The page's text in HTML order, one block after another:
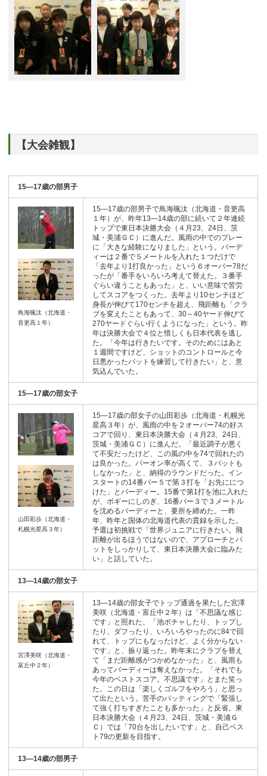
【大会雑観】
15―17歳の部男子
鳥海颯汰（北海道・
音更高１年）
15―17歳の部男子で鳥海颯汰（北海道・音更高
１年）が、昨年13―14歳の部に続いて２年連続
トップで東日本決勝大会（４月23、24日、茨
城・美浦ＧＣ）に進んだ。風雨の中でのプレー
に「大きな経験になりました」という。バーデ
ィーは２番で５メートルを入れた１つだけで
「去年より1打良かった」という６オーバー78だ
ったが「番手をいろいろ考えて替えた。３番手
ぐらい違うこともあった」と、いい意味で苦労
してスコアをつくった。去年より10センチほど
身長が伸びて170センチを超え、飛距離も「クラ
ブを変えたこともあって、30～40ヤード伸びて
270ヤードぐらい行くようになった」という。昨
年は決勝大会で４位と惜しくも日本代表を逃し
た。「今年は行きたいです。そのためにはあと
１週間ですけど、ショットのコントロールと今
日悪かったパットを練習して行きたい」と、意
気込んでいた。
15―17歳の部女子
山田彩歩（北海道・
札幌光星高３年）
15―17歳の部女子の山田彩歩（北海道・札幌光
星高３年）が、風雨の中を２オーバー74の好ス
コアで回り、東日本決勝大会（４月23、24日、
茨城・美浦ＧＣ）に進んだ。「最近調子が悪く
て不安だったけど、この風の中を74で回れたの
は良かった。パーオン率が高くて、３パットも
しなかった」と、納得のラウンドだった。イン
スタートの14番パー５で第３打を「お先ににつ
けた」とバーディー。15番で第1打を池に入れた
が、ボギーにしのぎ、16番パー３で３メートル
を沈めるバーディーと、要所を締めた。一昨
年、昨年と国体の北海道代表の貫録を示した。
予選は初挑戦で「世界ジュニアに行きたい。飛
距離が出るほうではないので、アプローチとパ
ットをしっかりして、東日本決勝大会に臨みた
い」と話していた。
13―14歳の部女子
宮澤美咲（北海道・
富丘中２年）
13―14歳の部女子でトップ通過を果たした宮澤
美咲（北海道・富丘中２年）は「不思議な感じ
です」と照れた。「池ポチャしたり、トップし
たり、ダフったり、いろいろやったのに84で回
れて、トップにもなったけど、よく分からない
です」と、振り返った。昨年末にクラブを替え
て「まだ距離感がつかめなかった」と、風雨も
あってバーディーは奪えなかった。「それでも
今年のベストスコア。不思議です」とまた笑っ
た。この日は「楽しくゴルフをやろう」と思っ
て出たという。苦手のパッティングで「緊張し
て強く打ちすぎたことも多かった」と反省。東
日本決勝大会（４月23、24日、茨城・美浦Ｇ
Ｃ）では「70台を出したいです」と、自己ベス
ト79の更新を目指す。
13―14歳の部男子